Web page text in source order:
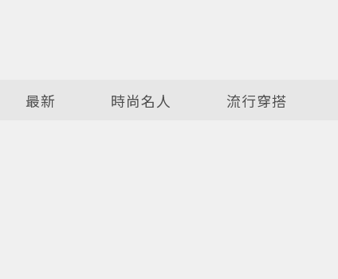
最新 時尚名人 流行穿搭